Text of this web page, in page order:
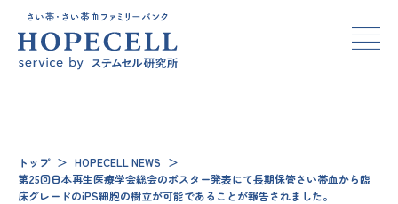
トップ ＞ HOPECELL NEWS ＞
第25回日本再生医療学会総会のポスター発表にて長期保管さい帯血から臨
床グレードのiPS細胞の樹立が可能であることが報告されました。